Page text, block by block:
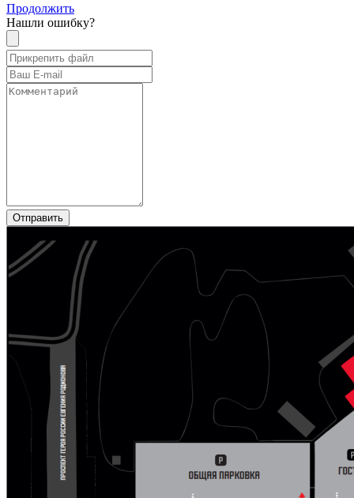
Продолжить
Нашли ошибку?